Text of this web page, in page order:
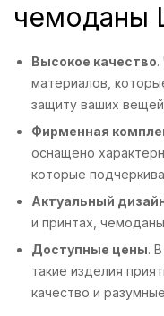
чемоданы
Высокое качество.
материалов,
защиту ваших
Фирменная
оснащено
которые
Актуальный
и принтах,
Доступные цены.
такие изделия
качество и